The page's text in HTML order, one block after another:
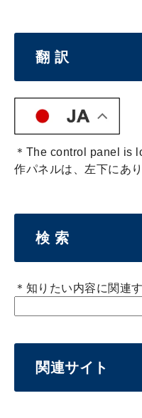
翻 訳
＊The control panel is
作パネルは、左下にあり
検 索
＊知りたい内容に関連
関連サイト